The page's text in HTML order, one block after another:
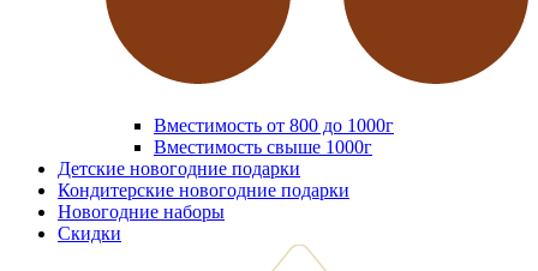
Вместимость от 800 до 1000г
Вместимость свыше 1000г
Детские новогодние подарки
Кондитерские новогодние подарки
Новогодние наборы
Скидки